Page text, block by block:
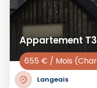
Appartement T3
655 € / Mois
Langeais